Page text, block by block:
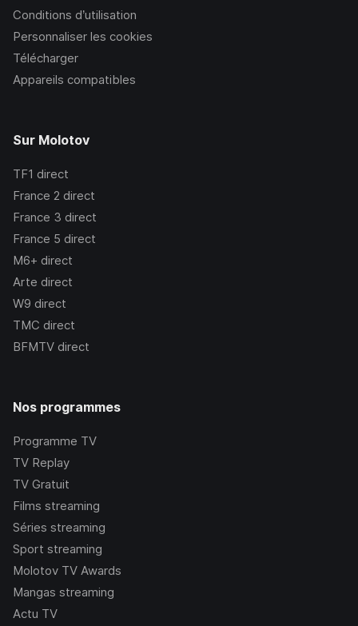
Conditions d’utilisation
Personnaliser les cookies
Télécharger
Appareils compatibles
Sur Molotov
TF1 direct
France 2 direct
France 3 direct
France 5 direct
M6+ direct
Arte direct
W9 direct
TMC direct
BFMTV direct
Nos programmes
Programme TV
TV Replay
TV Gratuit
Films streaming
Séries streaming
Sport streaming
Molotov TV Awards
Mangas streaming
Actu TV